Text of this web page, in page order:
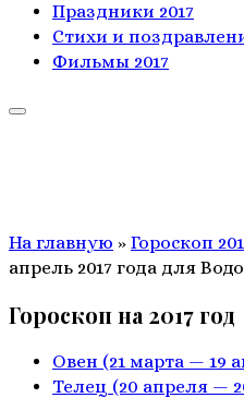
Праздники 2017
Стихи и
Фильмы 2017
На главную » Гороскоп
апрель 2017 года для
Гороскоп на 2017 год
Овен (21 марта — 19
Телец (20 апреля —